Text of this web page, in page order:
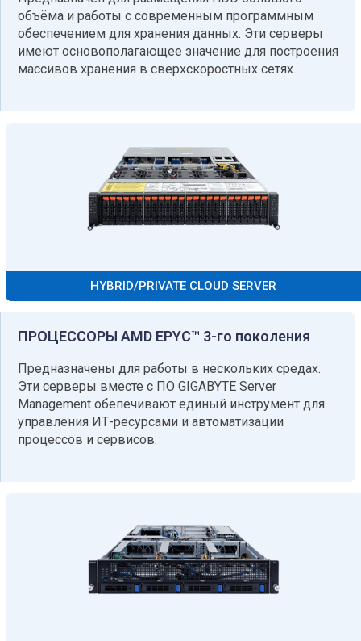
объёма и работы с современным программным
обеспечением для хранения данных. Эти серверы
имеют основополагающее значение для построения
массивов хранения в сверхскоростных сетях.
HYBRID/PRIVATE CLOUD SERVER
ПРОЦЕССОРЫ AMD EPYC™ 3-го поколения
Предназначены для работы в нескольких средах.
Эти серверы вместе с ПО GIGABYTE Server
Management обепечивают единый инструмент для
управления ИТ-ресурсами и автоматизации
процессов и сервисов.